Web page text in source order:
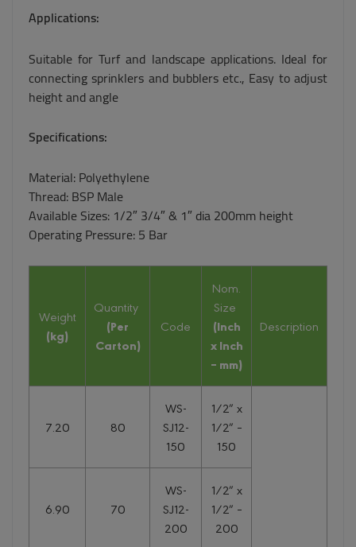
Applications:
Suitable for Turf and landscape applications. Ideal for
connecting sprinklers and bubblers etc., Easy to adjust
height and angle
Specifications:
Material: Polyethylene
Thread: BSP Male
Available Sizes: 1/2″ 3/4″ & 1″ dia 200mm height
Operating Pressure: 5 Bar
Description
Nom.
Size
(Inch
x Inch
– mm)
Code
Quantity
(Per
Carton)
Weight
(kg)
1/2″ x
1/2″ –
150
WS-
SJ12-
150
80
7.20
1/2″ x
1/2″ –
200
WS-
SJ12-
200
70
6.90